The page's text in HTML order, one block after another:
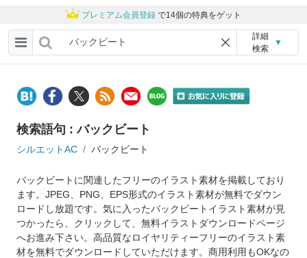
プレミアム会員登録 で14個の特典をゲット
詳細
検索
▼
検索語句 : バックビート
シルエットAC バックビート
バックビートに関連したフリーのイラスト素材を掲載しており
ます。JPEG、PNG、EPS形式のイラスト素材が無料でダウン
ロードし放題です。気に入ったバックビートイラスト素材が見
つかったら、クリックして、無料イラストダウンロードページ
へお進み下さい。高品質なロイヤリティーフリーのイラスト素
材を無料でダウンロードしていただけます。商用利用もOKなの